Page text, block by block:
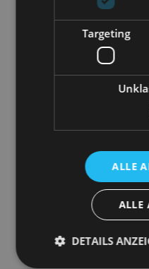
Targeting
ALLE
ALLE
DETAILS